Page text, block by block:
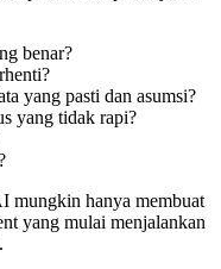
benar?
yang pasti dan asumsi?
yang tidak rapi?
mungkin hanya membuat
yang mulai menjalankan